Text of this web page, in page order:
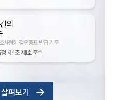
건의
사협회 경유증표 발급 기준
제4조 제1호 준수
펴보기